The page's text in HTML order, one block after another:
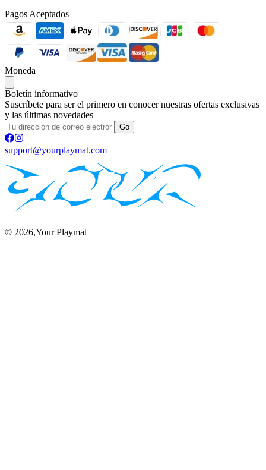
Pagos Aceptados
Moneda
Boletín informativo
Suscríbete para ser el primero en conocer nuestras ofertas exclusivas
y las últimas novedades
Go
support@yourplaymat.com
© 2026,Your Playmat